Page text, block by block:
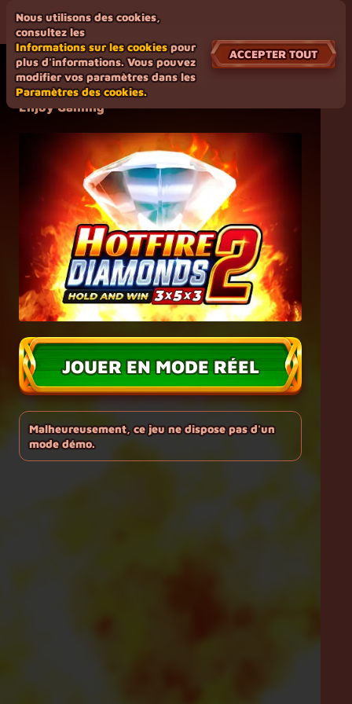
Hotfire Diamonds 2
Enjoy Gaming
JOUER EN MODE RÉEL
Malheureusement, ce jeu ne dispose pas d'un
mode démo.
Nous utilisons des cookies,
consultez les
Informations sur les cookiespour
plus d'informations. Vous pouvez
modifier vos paramètres dans les
Paramètres des cookies.
ACCEPTER TOUT